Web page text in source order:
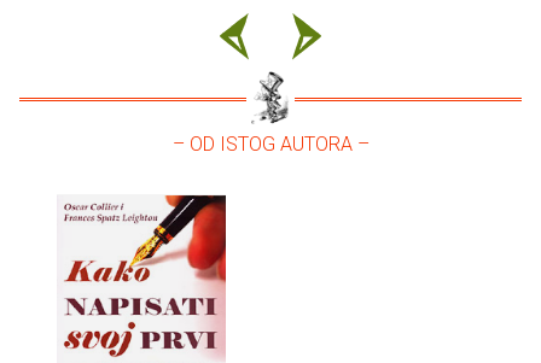
– OD ISTOG AUTORA –